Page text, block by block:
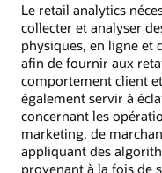
Le retail analytics
collecter et analyser
physiques, en ligne et
afin de fournir aux
comportement client
également servir à
concernant les
marketing, de
appliquant des
provenant à la fois de